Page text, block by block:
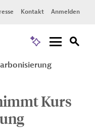
Kontakt Anmelden
Kurs